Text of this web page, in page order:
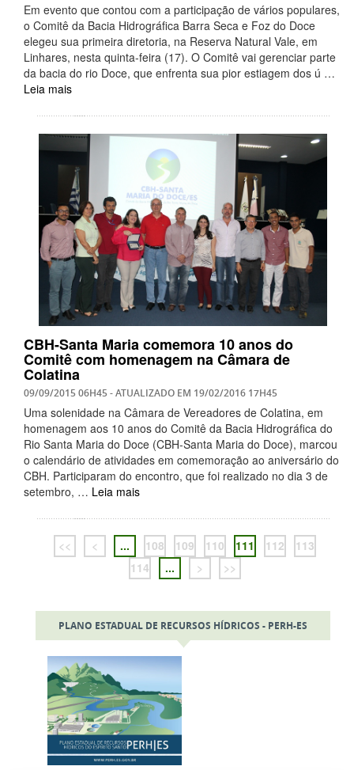
Em evento que contou com a participação de vários populares,
o Comitê da Bacia Hidrográfica Barra Seca e Foz do Doce
elegeu sua primeira diretoria, na Reserva Natural Vale, em
Linhares, nesta quinta-feira (17). O Comitê vai gerenciar parte
da bacia do rio Doce, que enfrenta sua pior estiagem dos ú …
Leia mais
CBH-Santa Maria comemora 10 anos do
Comitê com homenagem na Câmara de
Colatina
09/09/2015 06H45- ATUALIZADO EM 19/02/2016 17H45
Uma solenidade na Câmara de Vereadores de Colatina, em
homenagem aos 10 anos do Comitê da Bacia Hidrográfica do
Rio Santa Maria do Doce (CBH-Santa Maria do Doce), marcou
o calendário de atividades em comemoração ao aniversário do
CBH. Participaram do encontro, que foi realizado no dia 3 de
setembro, … Leia mais
<< < ... 108 109 110 111 112
113
114
... > >>
PLANO ESTADUAL DE RECURSOS HÍDRICOS - PERH-ES